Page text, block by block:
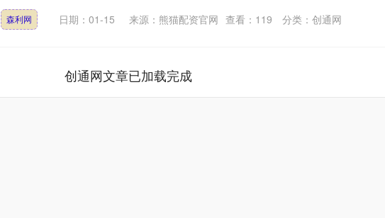
森利网 日期：01-15 来源：熊猫配资官网 查看： 119 分类： 创通网
创通网文章已加载完成